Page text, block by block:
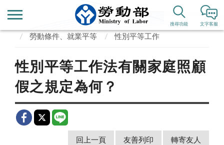
文字客服
搜尋功能
便民服務
常見問答
勞動條件、就業平等
性別平等工作
性別平等工作法有關家庭照顧
假之規定為何？
回上一頁 友善列印 轉寄友人